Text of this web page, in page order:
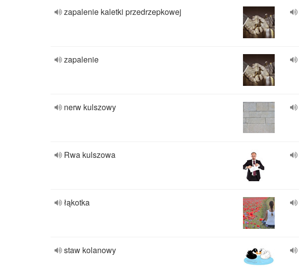
zapalenie kaletki przedrzepkowej
zapalenie
nerw kulszowy
Rwa kulszowa
łąkotka
staw kolanowy